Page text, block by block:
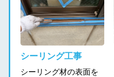
シーリング工事
シーリング材の表面を